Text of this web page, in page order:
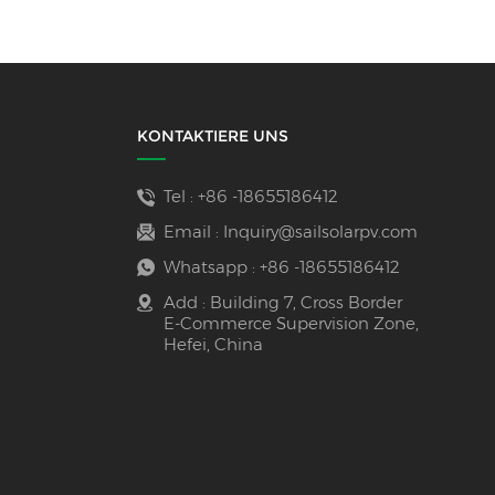
KONTAKTIERE UNS
Tel : +86 -18655186412
Email : Inquiry@sailsolarpv.com
Whatsapp : +86 -18655186412
Add : Building 7, Cross Border
E-Commerce Supervision Zone,
Hefei, China